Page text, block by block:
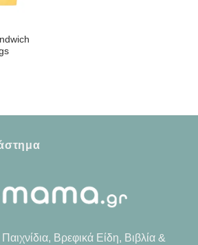
Βρεφικά Είδη, Βιβλία &